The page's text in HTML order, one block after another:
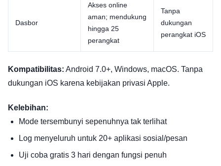
Dasbor
Akses online
aman; mendukung
hingga 25
perangkat
Tanpa
dukungan
perangkat iOS
Kompatibilitas: Android 7.0+, Windows, macOS. Tanpa
dukungan iOS karena kebijakan privasi Apple.
Kelebihan:
Mode tersembunyi sepenuhnya tak terlihat
Log menyeluruh untuk 20+ aplikasi sosial/pesan
Uji coba gratis 3 hari dengan fungsi penuh